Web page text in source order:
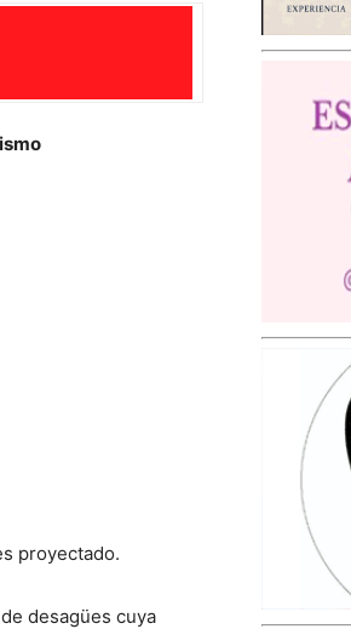
proyectado.
desagües cuya